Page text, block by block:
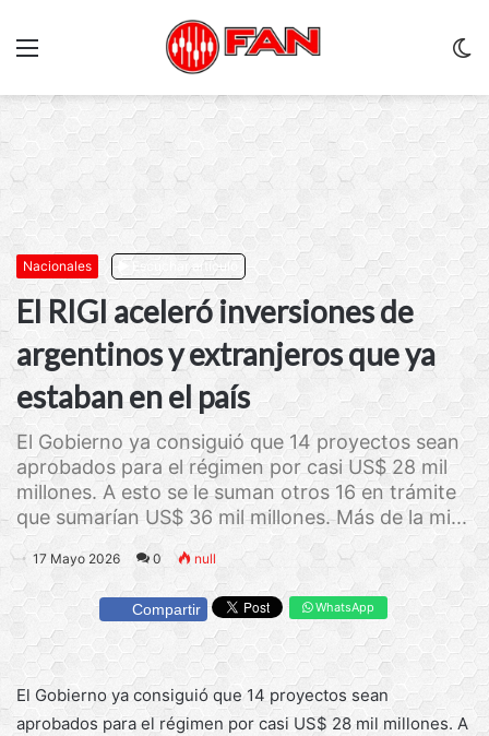
Nacionales Escuchar artículo
El RIGI aceleró inversiones de
argentinos y extranjeros que ya
estaban en el país
El Gobierno ya consiguió que 14 proyectos sean
aprobados para el régimen por casi US$ 28 mil
millones. A esto se le suman otros 16 en trámite
que sumarían US$ 36 mil millones. Más de la mi...
17 Mayo 2026 0 null
Compartir WhatsApp
El Gobierno ya consiguió que 14 proyectos sean
aprobados para el régimen por casi US$ 28 mil millones. A